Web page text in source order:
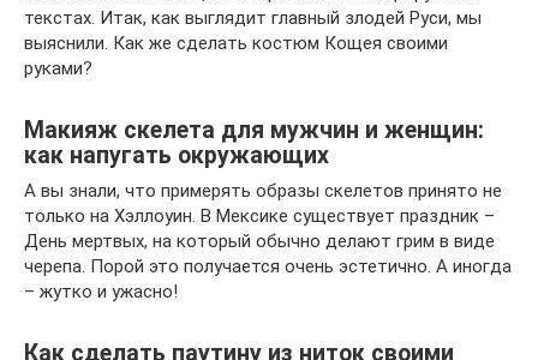
текстах. Итак, как выглядит главный злодей Руси, мы
выяснили. Как же сделать костюм Кощея своими
руками?
Макияж скелета для мужчин и женщин:
как напугать окружающих
А вы знали, что примерять образы скелетов принято не
только на Хэллоуин. В Мексике существует праздник –
День мертвых, на который обычно делают грим в виде
черепа. Порой это получается очень эстетично. А иногда
– жутко и ужасно!
Как сделать паутину из ниток своими